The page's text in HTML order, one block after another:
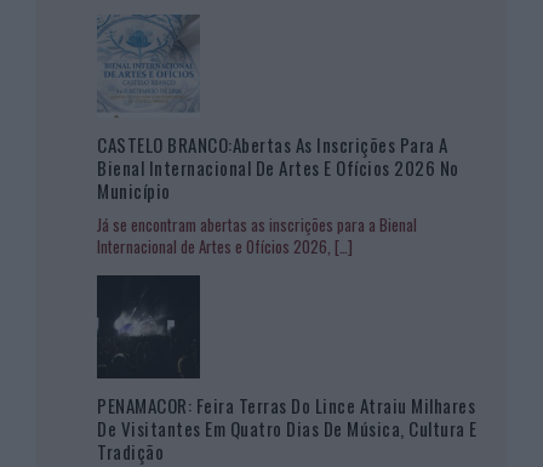
CASTELO BRANCO:Abertas As Inscrições Para A
Bienal Internacional De Artes E Ofícios 2026 No
Município
Já se encontram abertas as inscrições para a Bienal
Internacional de Artes e Ofícios 2026, […]
PENAMACOR: Feira Terras Do Lince Atraiu Milhares
De Visitantes Em Quatro Dias De Música, Cultura E
Tradição